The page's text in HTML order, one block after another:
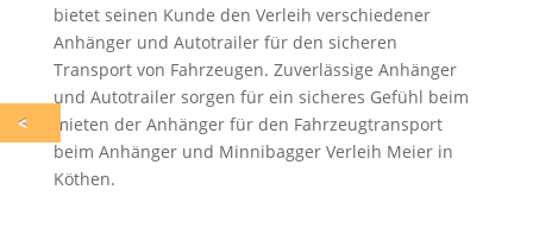
bietet seinen Kunde den Verleih verschiedener
Anhänger und Autotrailer für den sicheren
Transport von Fahrzeugen. Zuverlässige Anhänger
und Autotrailer sorgen für ein sicheres Gefühl beim
mieten der Anhänger für den Fahrzeugtransport
beim Anhänger und Minnibagger Verleih Meier in
Köthen.